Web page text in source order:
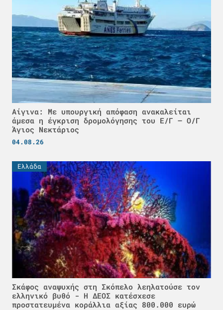
Αίγινα: Με υπουργική απόφαση ανακαλείται
άμεσα η έγκριση δρομολόγησης του Ε/Γ – Ο/Γ
Άγιος Νεκτάριος
04.08.26
Ελλάδα
Σκάφος αναψυχής στη Σκόπελο λεηλατούσε τον
ελληνικό βυθό - H ΔΕΟΣ κατέσχεσε
προστατευμένα κοράλλια αξίας 800.000 ευρώ